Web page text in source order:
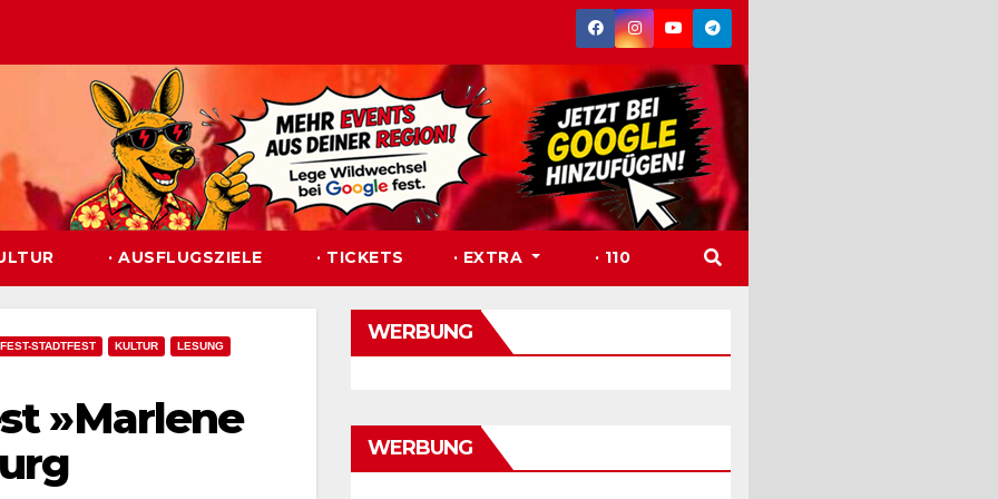
· AUSFLUGSZIELE · TICKETS · EXTRA · 110
STADTFEST KULTUR LESUNG
»Marlene
WERBUNG
WERBUNG